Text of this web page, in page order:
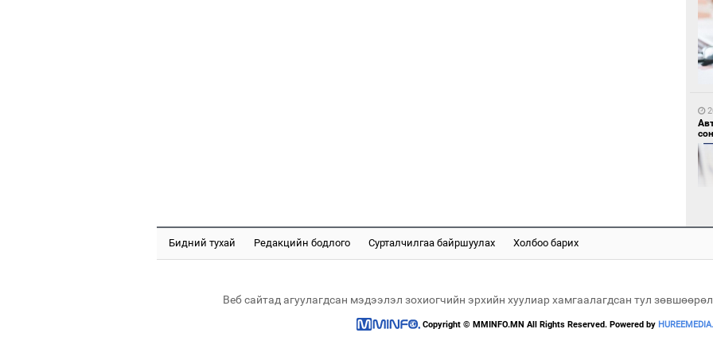
Бидний тухай Редакцийн бодлого Сурталчилгаа байршуулах Холбоо барих
Веб сайтад агуулагдсан мэдээлэл зохиогчийн эрхийн хуулиар хамгаалагдсан тул
Copyright © MMINFO.MN All Rights Reserved. Powered by HUREEMEDIA.